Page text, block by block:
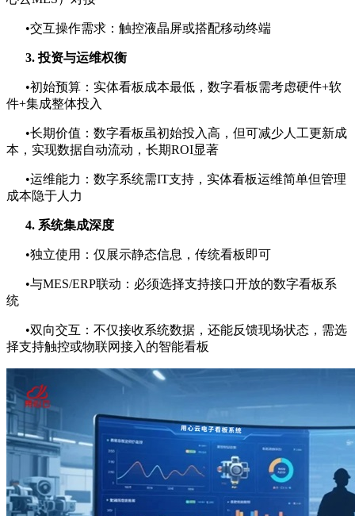
•交互操作需求：触控液晶屏或搭配移动终端
3. 投资与运维权衡
•初始预算：实体看板成本最低，数字看板需考虑硬件+软
件+集成整体投入
•长期价值：数字看板虽初始投入高，但可减少人工更新成
本，实现数据自动流动，长期ROI显著
•运维能力：数字系统需IT支持，实体看板运维简单但管理
成本隐于人力
4. 系统集成深度
•独立使用：仅展示静态信息，传统看板即可
•与MES/ERP联动：必须选择支持接口开放的数字看板系
统
•双向交互：不仅接收系统数据，还能反馈现场状态，需选
择支持触控或物联网接入的智能看板